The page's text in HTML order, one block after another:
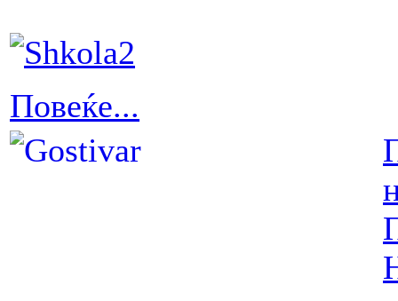
Повеќе...